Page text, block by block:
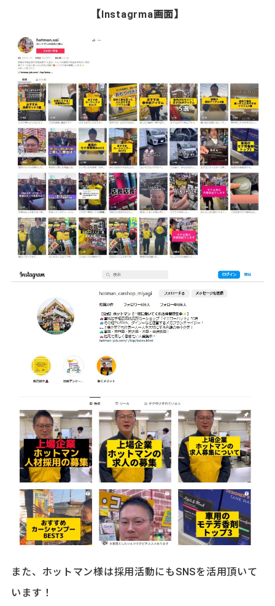
【Instagrma画面】
また、ホットマン様は採用活動にもSNSを活用頂いて
います！